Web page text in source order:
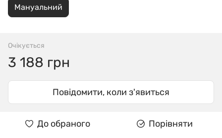
Мануальний
Очікується
3 188 грн
Повідомити, коли з'явиться
До обраного Порівняти